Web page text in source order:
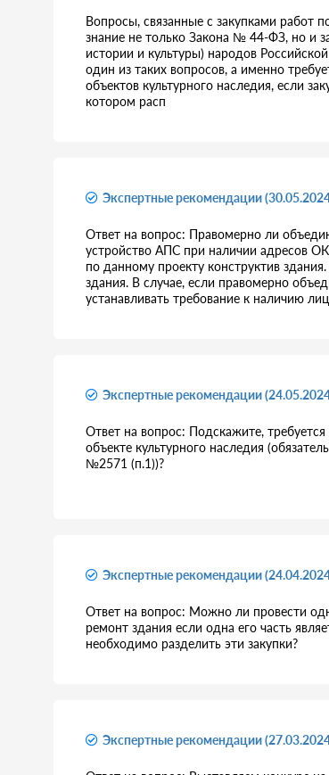
Вопросы, связанные с закупками работ
знание не только Закона № 44-ФЗ, но и
истории и культуры) народов
один из таких вопросов, а именно
объектов культурного наследия, если
котором расп
Экспертные рекомендации
Ответ на вопрос: Правомерно ли
устройство АПС при наличии адресов
по данному проекту конструктив
здания. В случае, если правомерно
устанавливать требование к наличию
Экспертные рекомендации
Ответ на вопрос: Подскажите,
объекте культурного наследия
№2571 (п.1))?
Экспертные рекомендации
Ответ на вопрос: Можно ли провести
ремонт здания если одна его часть
необходимо разделить эти закупки?
Экспертные рекомендации